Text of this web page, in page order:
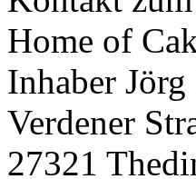
Home of
Inhaber Jörg
Verdener
27321